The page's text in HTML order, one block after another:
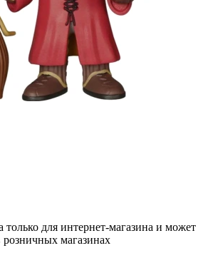
только для интернет-магазина и может
розничных магазинах